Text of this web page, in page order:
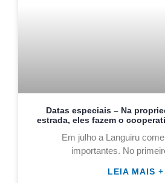
Datas especiais – Na
estrada, eles fazem o
Em julho a Languiru
importantes. No
LEIA MAIS +